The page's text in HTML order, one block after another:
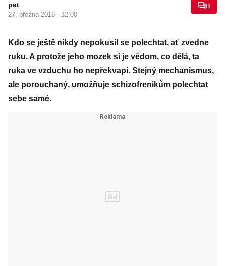
pet
27. března 2016 · 12:00
0
Kdo se ještě nikdy nepokusil se polechtat, ať zvedne
ruku. A protože jeho mozek si je vědom, co dělá, ta
ruka ve vzduchu ho nepřekvapí. Stejný mechanismus,
ale porouchaný, umožňuje schizofrenikům polechtat
sebe samé.